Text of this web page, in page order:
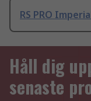
RS PRO
Håll dig
senaste